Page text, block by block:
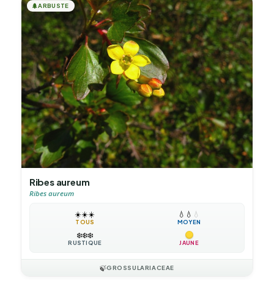
🌲ARBUSTE
Ribes aureum
Ribes aureum
☀️☀️☀️
TOUS
💧 💧 💧
MOYEN
❄️❄️❄️
RUSTIQUE JAUNE
🍃GROSSULARIACEAE